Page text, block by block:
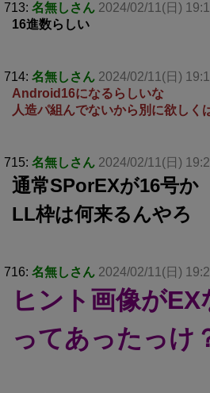
713: 名無しさん 2024/02/11(日)
16進数らしい
714: 名無しさん 2024/02/11(日)
Android16になるらしいな
人造パ組んでないから別に欲しく
715: 名無しさん 2024/02/11(日)
通常SPorEXが16号か
LL枠は何来るんやろ
716: 名無しさん 2024/02/11(日)
ヒント画像がEX
ってあったっけ